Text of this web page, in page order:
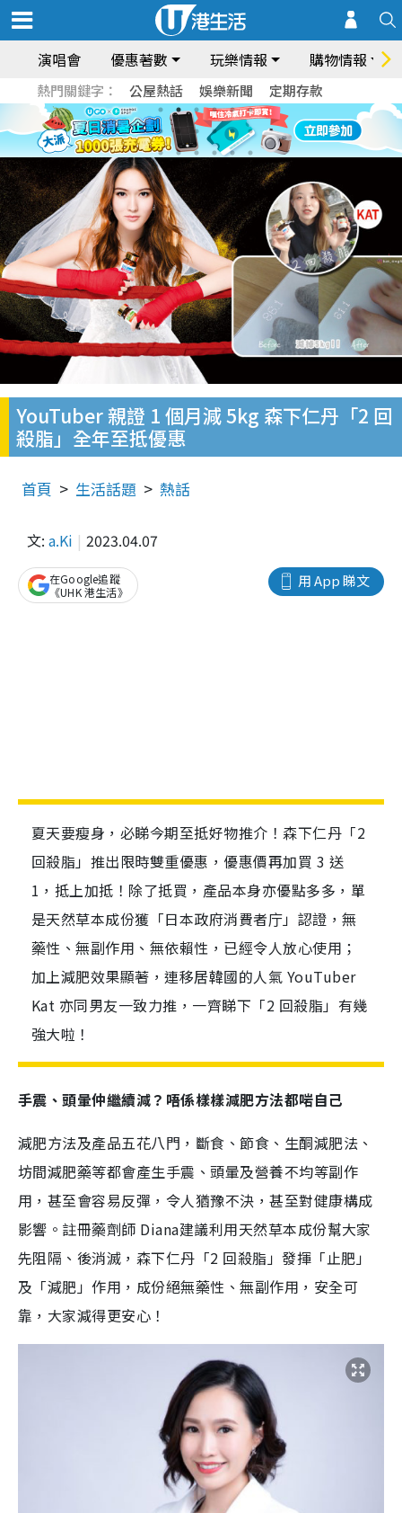
演唱會 優惠著數 玩樂情報 購物情報
熱門關鍵字： 公屋熱話 娛樂新聞 定期存款
YouTuber 親證 1 個月減 5kg 森下仁丹「2 回
殺脂」全年至抵優惠
首頁 生活話題 熱話
文: a.Ki 2023.04.07
用 App 睇文
在Google追蹤
《UHK 港生活》
夏天要瘦身，必睇今期至抵好物推介！森下仁丹「2
回殺脂」推出限時雙重優惠，優惠價再加買 3 送
1，抵上加抵！除了抵買，產品本身亦優點多多，單
是天然草本成份獲「日本政府消費者庁」認證，無
藥性、無副作用、無依賴性，已經令人放心使用；
加上減肥效果顯著，連移居韓國的人氣 YouTuber
Kat 亦同男友一致力推，一齊睇下「2 回殺脂」有幾
強大啦！
手震、頭暈仲繼續減？唔係樣樣減肥方法都啱自己
減肥方法及產品五花八門，斷食、節食、生酮減肥法、
坊間減肥藥等都會產生手震、頭暈及營養不均等副作
用，甚至會容易反彈，令人猶豫不決，甚至對健康構成
影響。註冊藥劑師 Diana建議利用天然草本成份幫大家
先阻隔、後消滅，森下仁丹「2 回殺脂」發揮「止肥」
及「減肥」作用，成份絕無藥性、無副作用，安全可
靠，大家減得更安心！